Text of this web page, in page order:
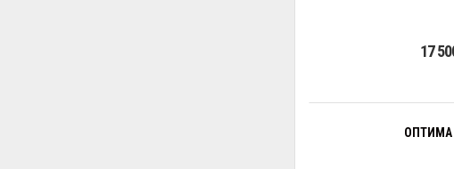
17
ОПТИМА